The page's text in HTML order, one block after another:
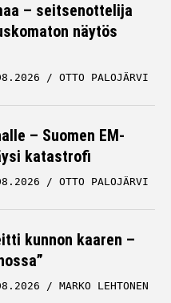
– seitsenottelija
näytös
OTTO PALOJÄRVI
– Suomen EM-
katastrofi
OTTO PALOJÄRVI
kunnon kaaren –
MARKO LEHTONEN